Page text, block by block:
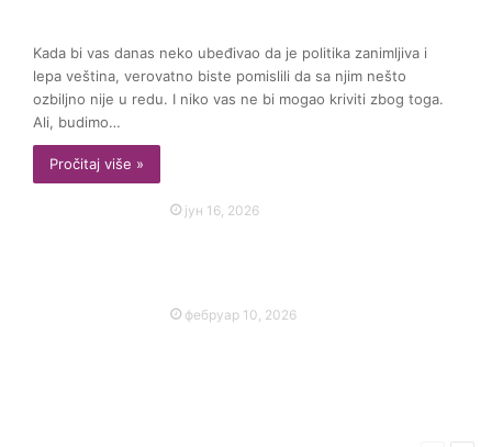
Kada bi vas danas neko ubeđivao da je politika zanimljiva i
lepa veština, verovatno biste pomislili da sa njim nešto
ozbiljno nije u redu. I niko vas ne bi mogao kriviti zbog toga.
Ali, budimo…
Pročitaj više »
јун 16, 2026
фебруар 10, 2026